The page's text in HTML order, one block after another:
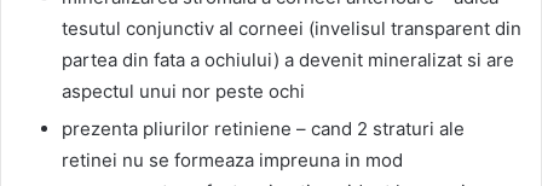
tesutul conjunctiv al corneei (invelisul transparent din
partea din fata a ochiului) a devenit mineralizat si are
aspectul unui nor peste ochi
prezenta pliurilor retiniene – cand 2 straturi ale
retinei nu se formeaza impreuna in mod